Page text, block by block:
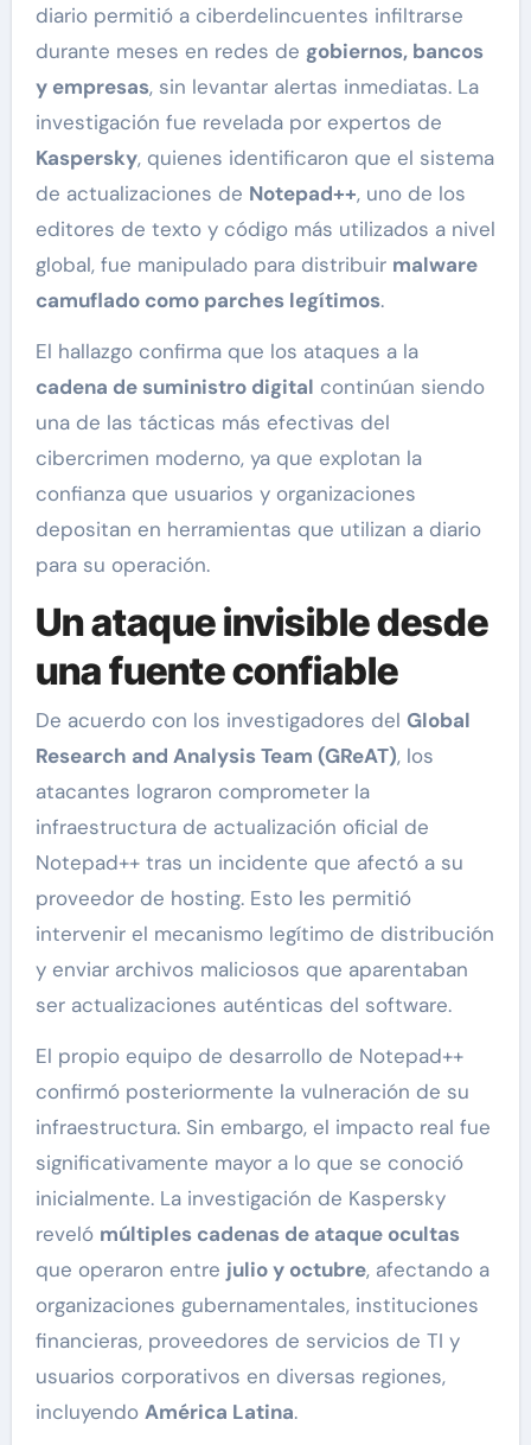
diario permitió a ciberdelincuentes infiltrarse
durante meses en redes de gobiernos, bancos
y empresas, sin levantar alertas inmediatas. La
investigación fue revelada por expertos de
Kaspersky, quienes identificaron que el sistema
de actualizaciones de Notepad++, uno de los
editores de texto y código más utilizados a nivel
global, fue manipulado para distribuir malware
camuflado como parches legítimos.
El hallazgo confirma que los ataques a la
cadena de suministro digital continúan siendo
una de las tácticas más efectivas del
cibercrimen moderno, ya que explotan la
confianza que usuarios y organizaciones
depositan en herramientas que utilizan a diario
para su operación.
Un ataque invisible desde
una fuente confiable
De acuerdo con los investigadores del Global
Research and Analysis Team (GReAT), los
atacantes lograron comprometer la
infraestructura de actualización oficial de
Notepad++ tras un incidente que afectó a su
proveedor de hosting. Esto les permitió
intervenir el mecanismo legítimo de distribución
y enviar archivos maliciosos que aparentaban
ser actualizaciones auténticas del software.
El propio equipo de desarrollo de Notepad++
confirmó posteriormente la vulneración de su
infraestructura. Sin embargo, el impacto real fue
significativamente mayor a lo que se conoció
inicialmente. La investigación de Kaspersky
reveló múltiples cadenas de ataque ocultas
que operaron entre julio y octubre, afectando a
organizaciones gubernamentales, instituciones
financieras, proveedores de servicios de TI y
usuarios corporativos en diversas regiones,
incluyendo América Latina.